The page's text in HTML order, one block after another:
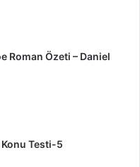
Roman Özeti – Daniel
Testi-5